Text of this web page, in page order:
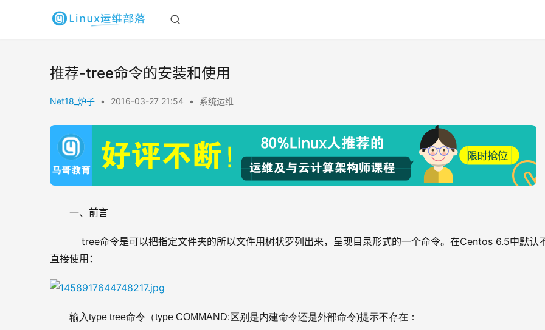
推荐-tree命令的安装和使用
Net18_炉子 • 2016-03-27 21:54 • 系统运维
一、前言
tree命令是可以把指定文件夹的所以文件用树状罗列出来，呈现目录形式的一个命令。在Centos 6.5中默认
直接使用：
输入type tree命令（type COMMAND:区别是内建命令还是外部命令)提示不存在：